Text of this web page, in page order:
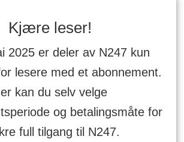
Kjære leser!
2025 er deler av N247 kun
lesere med et abonnement.
kan du selv velge
og betalingsmåte for
full tilgang til N247.